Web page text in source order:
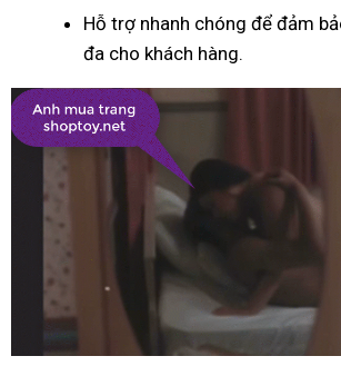
Hỗ trợ nhanh chóng để đảm
đa cho khách hàng.